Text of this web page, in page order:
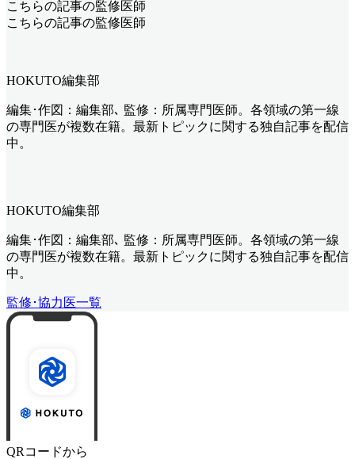
こちらの記事の監修医師
こちらの記事の監修医師
HOKUTO編集部
編集･作図：編集部､ 監修：所属専門医師。各領域の第一線
の専門医が複数在籍。最新トピックに関する独自記事を配信
中。
HOKUTO編集部
編集･作図：編集部､ 監修：所属専門医師。各領域の第一線
の専門医が複数在籍。最新トピックに関する独自記事を配信
中。
監修･協力医一覧
QRコードから